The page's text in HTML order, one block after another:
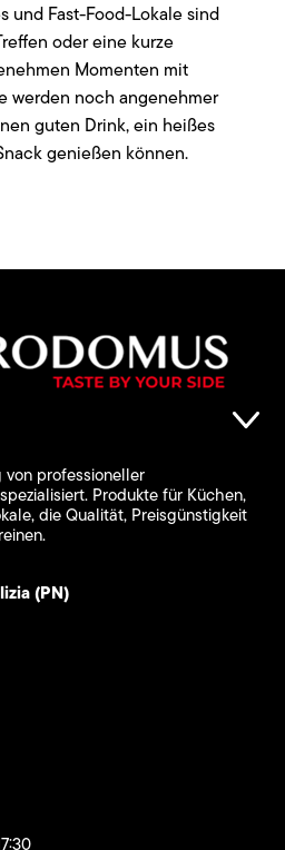
und Fast-Food-Lokale sind
oder eine kurze
Momenten mit
werden noch angenehmer
guten Drink, ein heißes
genießen können.
professioneller
Produkte für Küchen,
die Qualität, Preisgünstigkeit
(PN)